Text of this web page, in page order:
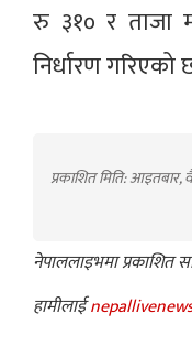
रु ३१० र ताजा
निर्धारण गरिएको
प्रकाशित मिति:
नेपाललाइभमा प्रकाशित
हामीलाई